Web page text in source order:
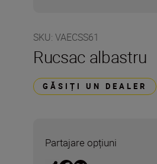
SKU: VAECSS61
Rucsac albastru
GĂSIȚI UN DEALER
Partajare opțiuni